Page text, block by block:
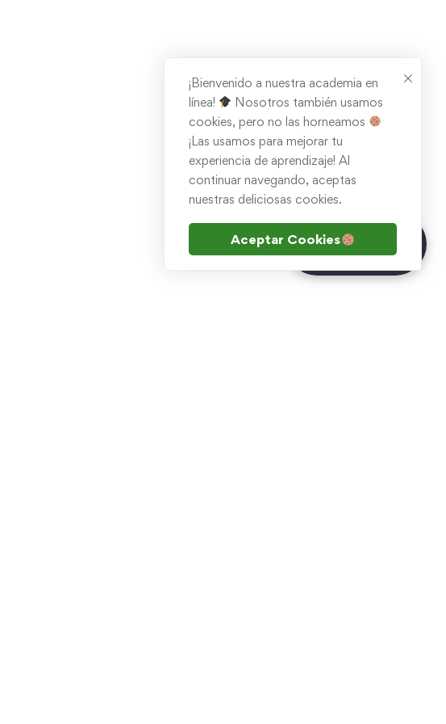
¿Tienes dudas?
Chatea con Inna
¡Bienvenido a nuestra academia en
línea!
Nosotros también usamos
cookies, pero no las horneamos
¡Las usamos para mejorar tu
experiencia de aprendizaje! Al
continuar navegando, aceptas
nuestras deliciosas cookies.
Aceptar Cookies